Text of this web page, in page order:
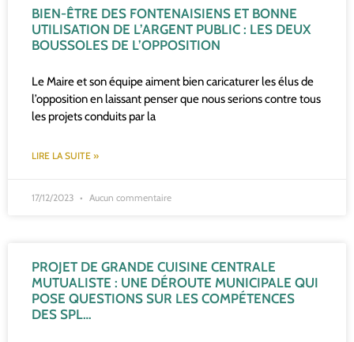
BIEN-ÊTRE DES FONTENAISIENS ET BONNE
UTILISATION DE L’ARGENT PUBLIC : LES DEUX
BOUSSOLES DE L’OPPOSITION
Le Maire et son équipe aiment bien caricaturer les élus de
l’opposition en laissant penser que nous serions contre tous
les projets conduits par la
LIRE LA SUITE »
17/12/2023 Aucun commentaire
PROJET DE GRANDE CUISINE CENTRALE
MUTUALISTE : UNE DÉROUTE MUNICIPALE QUI
POSE QUESTIONS SUR LES COMPÉTENCES
DES SPL…